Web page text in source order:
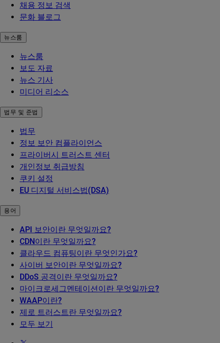
채용 정보 검색
문화 블로그
뉴스룸
뉴스룸
보도 자료
뉴스 기사
미디어 리소스
법무 및 준법
법무
정보 보안 컴플라이언스
프라이버시 트러스트 센터
개인정보 취급방침
쿠키 설정
EU 디지털 서비스법(DSA)
용어
API 보안이란 무엇일까요?
CDN이란 무엇일까요?
클라우드 컴퓨팅이란 무엇인가요?
사이버 보안이란 무엇일까요?
DDoS 공격이란 무엇일까요?
마이크로세그멘테이션이란 무엇일까요?
WAAP이란?
제로 트러스트란 무엇일까요?
모두 보기